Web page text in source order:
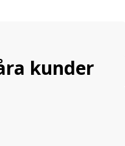
kunder